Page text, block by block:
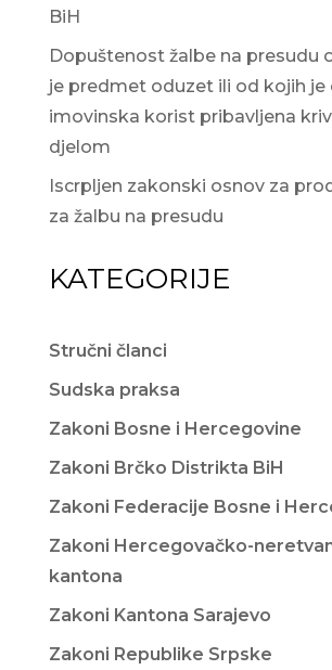
BiH
Dopuštenost žalbe na presudu
je predmet oduzet ili od kojih je
imovinska korist pribavljena
djelom
Iscrpljen zakonski osnov za
za žalbu na presudu
KATEGORIJE
Stručni članci
Sudska praksa
Zakoni Bosne i Hercegovine
Zakoni Brčko Distrikta BiH
Zakoni Federacije Bosne i
Zakoni Hercegovačko-
kantona
Zakoni Kantona Sarajevo
Zakoni Republike Srpske